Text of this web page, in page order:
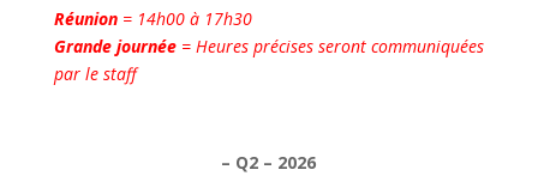
Réunion= 14h00 à 17h30
Grande journée= Heures précises seront communiquées
par le staff
– Q2 – 2026